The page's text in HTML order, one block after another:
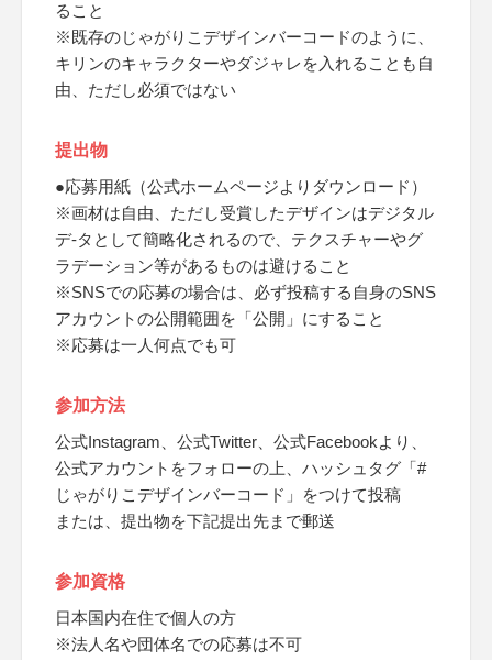
ること
※既存のじゃがりこデザインバーコードのように、
キリンのキャラクターやダジャレを入れることも自
由、ただし必須ではない
提出物
●応募用紙（公式ホームページよりダウンロード）
※画材は自由、ただし受賞したデザインはデジタル
デ-タとして簡略化されるので、テクスチャーやグ
ラデーション等があるものは避けること
※SNSでの応募の場合は、必ず投稿する自身のSNS
アカウントの公開範囲を「公開」にすること
※応募は一人何点でも可
参加方法
公式Instagram、公式Twitter、公式Facebookより、
公式アカウントをフォローの上、ハッシュタグ「#
じゃがりこデザインバーコード」をつけて投稿
または、提出物を下記提出先まで郵送
参加資格
日本国内在住で個人の方
※法人名や団体名での応募は不可